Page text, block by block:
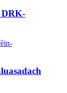
DRK-